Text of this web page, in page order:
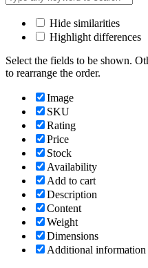
Hide similarities
Highlight differences
Select the fields to be shown.
to rearrange the order.
Image
SKU
Rating
Price
Stock
Availability
Add to cart
Description
Content
Weight
Dimensions
Additional information